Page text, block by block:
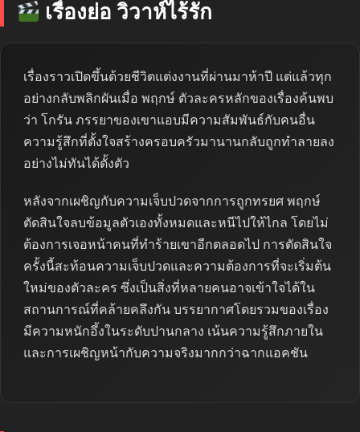
เรื่องย่อ วิวาห์ไร้รัก
เรื่องราวเปิดขึ้นด้วยชีวิตแต่งงานที่ผ่านมาห้าปี แต่แล้วทุก
อย่างกลับพลิกผันเมื่อ พฤกษ์ ตัวละครหลักของเรื่องค้นพบ
ว่า โกรัน ภรรยาของเขาแอบมีความสัมพันธ์กับคนอื่น
ความรู้สึกที่ตั้งใจสร้างครอบครัวมานานกลับถูกทำลายลง
อย่างไม่ทันได้ตั้งตัว
หลังจากเผชิญกับความเจ็บปวดจากการถูกทรยศ พฤกษ์
ตัดสินใจลบข้อมูลตัวเองทั้งหมดและหนีไปให้ไกล โดยไม่
ต้องการเจอหน้าคนที่ทำร้ายเขาอีกตลอดไป การตัดสินใจ
ครั้งนี้สะท้อนความเจ็บปวดและความต้องการที่จะเริ่มต้น
ใหม่ของตัวละคร ซึ่งเป็นสิ่งที่หลายคนอาจเข้าใจได้ใน
สถานการณ์ที่คล้ายคลึงกัน บรรยากาศโดยรวมของเรื่อง
มีความหนักอึ้งในระดับปานกลาง เน้นความรู้สึกภายใน
และการเผชิญหน้ากับความจริงมากกว่าฉากแอคชัน